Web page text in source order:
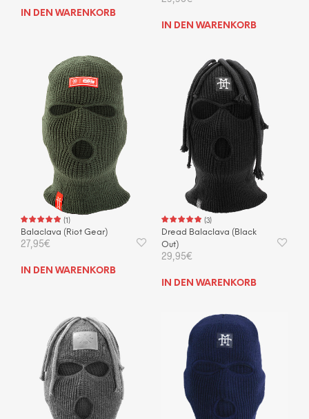
IN DEN WARENKORB
IN DEN WARENKORB
(1)
Balaclava (Riot Gear)
27,95€
IN DEN WARENKORB
(3)
Dread Balaclava (Black
Out)
29,95€
IN DEN WARENKORB